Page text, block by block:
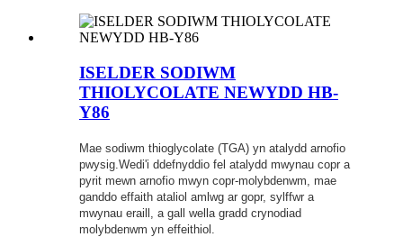
ISELDER SODIWM
THIOLYCOLATE NEWYDD HB-
Y86
Mae sodiwm thioglycolate (TGA) yn atalydd arnofio
pwysig.Wedi'i ddefnyddio fel atalydd mwynau copr a
pyrit mewn arnofio mwyn copr-molybdenwm, mae
ganddo effaith ataliol amlwg ar gopr, sylffwr a
mwynau eraill, a gall wella gradd crynodiad
molybdenwm yn effeithiol.